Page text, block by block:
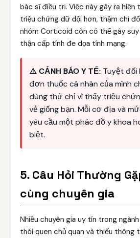
bác sĩ điều trị. Việc này gây ra
triệu chứng dữ dội hơn, thậm chí
nhóm Corticoid còn có thể gây
thận cấp tính đe dọa tính mạng.
⚠️ CẢNH BÁO Y TẾ: Tuyệt đối
đơn thuốc cá nhân của mình
dùng thử chỉ vì thấy triệu
vẻ giống bạn. Mỗi cơ địa và
yêu cầu một phác đồ y khoa
biệt.
5. Câu Hỏi Thường
cùng chuyên gia
Nhiều chuyên gia uy tín trong
thói quen chủ quan và thiếu thông